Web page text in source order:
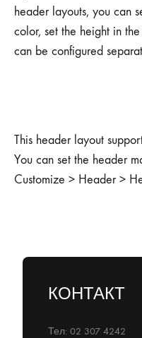
header layouts, you can
color, set the height in
can be configured
This header layout
You can set the header
Customize > Header >
КОНТАКТ
Тел: 02 307 4242